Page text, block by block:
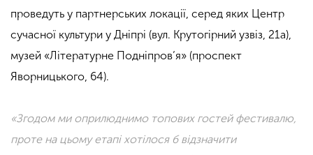
проведуть у партнерських локації, серед яких Центр
сучасної культури у Дніпрі (вул. Крутогірний узвіз, 21а),
музей «Літературне Подніпров’я» (проспект
Яворницького, 64).
«Згодом ми оприлюднимо топових гостей фестивалю,
проте на цьому етапі хотілося б відзначити